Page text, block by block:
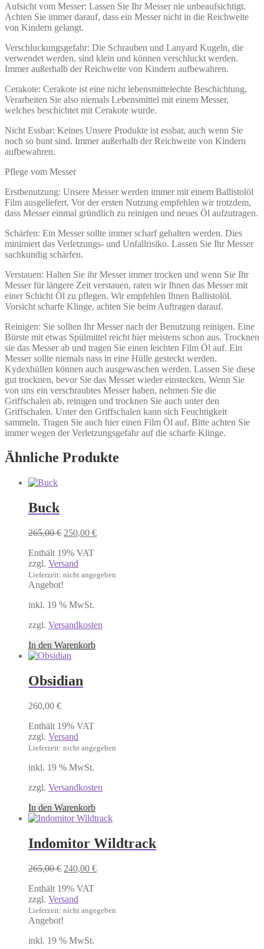
Aufsicht vom Messer: Lassen Sie Ihr Messer nie unbeaufsichtigt.
Achten Sie immer darauf, dass ein Messer nicht in die Reichweite
von Kindern gelangt.
Verschluckungsgefahr: Die Schrauben und Lanyard Kugeln, die
verwendet werden, sind klein und können verschluckt werden.
Immer außerhalb der Reichweite von Kindern aufbewahren.
Cerakote: Cerakote ist eine nicht lebensmittelechte Beschichtung,
Verarbeiten Sie also niemals Lebensmittel mit einem Messer,
welches beschichtet mit Cerakote wurde.
Nicht Essbar: Keines Unsere Produkte ist essbar, auch wenn Sie
noch so bunt sind. Immer außerhalb der Reichweite von Kindern
aufbewahren.
Pflege vom Messer
Erstbenutzung: Unsere Messer werden immer mit einem Ballistolöl
Film ausgeliefert. Vor der ersten Nutzung empfehlen wir trotzdem,
dass Messer einmal gründlich zu reinigen und neues Öl aufzutragen.
Schärfen: Ein Messer sollte immer scharf gehalten werden. Dies
minimiert das Verletzungs- und Unfallrisiko. Lassen Sie Ihr Messer
sachkundig schärfen.
Verstauen: Halten Sie ihr Messer immer trocken und wenn Sie Ihr
Messer für längere Zeit verstauen, raten wir Ihnen das Messer mit
einer Schicht Öl zu pflegen. Wir empfehlen Ihnen Ballistolöl.
Vorsicht scharfe Klinge, achten Sie beim Auftragen darauf.
Reinigen: Sie sollten Ihr Messer nach der Benutzung reinigen. Eine
Bürste mit etwas Spülmittel reicht hier meistens schon aus. Trocknen
sie das Messer ab und tragen Sie einen leichten Film Öl auf. Ein
Messer sollte niemals nass in eine Hülle gesteckt werden.
Kydexhüllen können auch ausgewaschen werden. Lassen Sie diese
gut trocknen, bevor Sie das Messer wieder einstecken. Wenn Sie
von uns ein verschraubtes Messer haben, nehmen Sie die
Griffschalen ab, reinigen und trocknen Sie auch unter den
Griffschalen. Unter den Griffschalen kann sich Feuchtigkeit
sammeln. Tragen Sie auch hier einen Film Öl auf. Bitte achten Sie
immer wegen der Verletzungsgefahr auf die scharfe Klinge.
Ähnliche Produkte
Buck
265,00€ Ursprünglicher
war:
265,00 €
250,00 €Aktueller
Enthält 19% VAT
zzgl. Versand
Lieferzeit: nicht angegeben
Angebot!
inkl. 19 % MwSt.
zzgl. Versandkosten
In den Warenkorb
Obsidian
260,00 €
Enthält 19% VAT
zzgl. Versand
Lieferzeit: nicht angegeben
inkl. 19 % MwSt.
zzgl. Versandkosten
In den Warenkorb
Indomitor Wildtrack
265,00€ Ursprünglicher
war:
265,00 €
240,00 €Aktueller
Enthält 19% VAT
zzgl. Versand
Lieferzeit: nicht angegeben
Angebot!
inkl. 19 % MwSt.